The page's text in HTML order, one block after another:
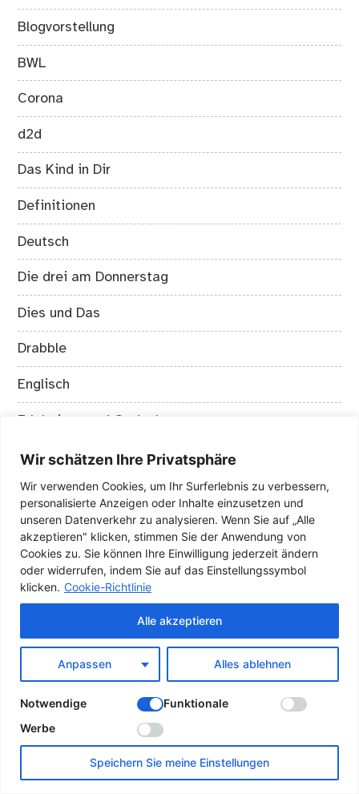
Wir schätzen Ihre Privatsphäre
Wir verwenden Cookies, um Ihr Surferlebnis zu verbessern,
personalisierte Anzeigen oder Inhalte einzusetzen und
unseren Datenverkehr zu analysieren. Wenn Sie auf „Alle
akzeptieren" klicken, stimmen Sie der Anwendung von
Cookies zu. Sie können Ihre Einwilligung jederzeit ändern
oder widerrufen, indem Sie auf das Einstellungssymbol
klicken. Cookie-Richtlinie
Anpassen Alles ablehnen
Alle akzeptieren
Notwendige
Funktionale
Werbe
Speichern Sie meine Einstellungen
Blogvorstellung
BWL
Corona
d2d
Das Kind in Dir
Definitionen
Deutsch
Die drei am Donnerstag
Dies und Das
Drabble
Englisch
Erlebnisse und Gedanken
Fitness für Körper und Geist
Fragen an dich selbst
Freitags-Füller
Gastartikel
Gehirntraining
Geocaching
Geschichten aus der Lounge
Handyspiele
I’m in … English 2o11